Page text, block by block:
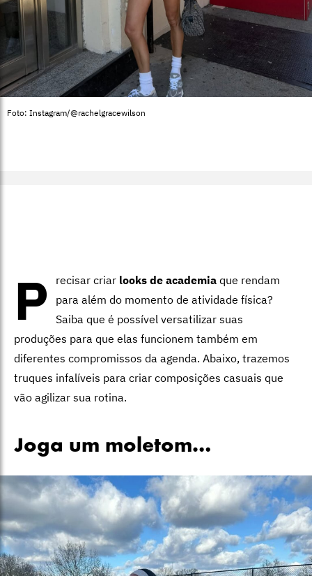
Foto: Instagram/@rachelgracewilson
P recisar criar looks de academia que rendam
para além do momento de atividade física?
Saiba que é possível versatilizar suas
produções para que elas funcionem também em
diferentes compromissos da agenda. Abaixo, trazemos
truques infalíveis para criar composições casuais que
vão agilizar sua rotina.
Joga um moletom…